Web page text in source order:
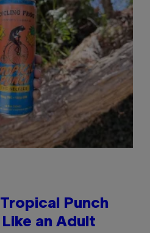
Punch
an Adult